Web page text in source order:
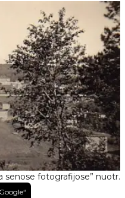
senose fotografijose” nuotr.